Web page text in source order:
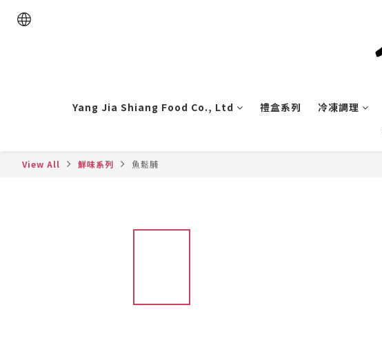
Yang Jia Shiang Food Co., Ltd 禮盒系列 冷凍調理
View All 鮮味系列 魚鬆脯